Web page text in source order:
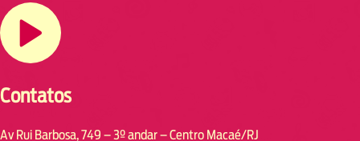
Contatos
Av Rui Barbosa, 749 – 3º andar – Centro Macaé/RJ